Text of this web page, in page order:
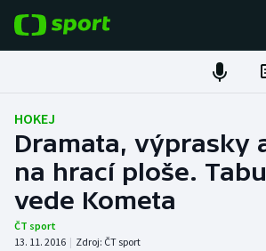
Fotbal
Hokej
Tenis
Atletika
HOKEJ
Dramata, výprasky
na hrací ploše.
vede Kometa
ČT sport
13. 11. 2016 | Zdroj: ČT sport